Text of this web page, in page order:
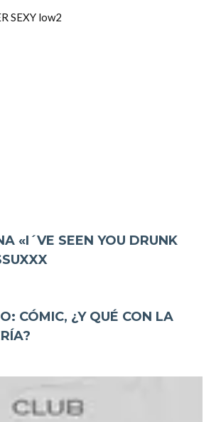
«I´VE SEEN YOU DRUNK
CÓMIC, ¿Y QUÉ CON LA